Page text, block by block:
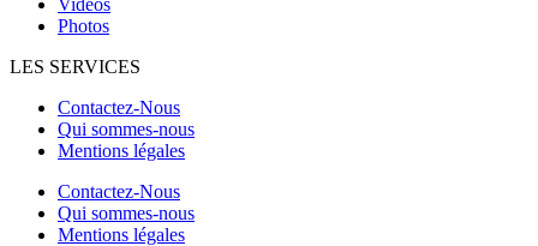
Vidéos
Photos
LES SERVICES
Contactez-Nous
Qui sommes-nous
Mentions légales
Contactez-Nous
Qui sommes-nous
Mentions légales